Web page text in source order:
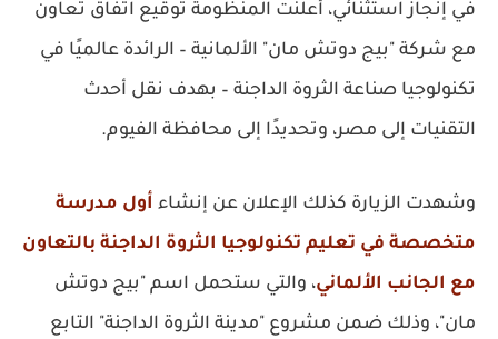
في إنجاز استثنائي، أعلنت المنظومة توقيع اتفاق تعاون
مع شركة "بيج دوتش مان" الألمانية – الرائدة عالميًا في
تكنولوجيا صناعة الثروة الداجنة – بهدف نقل أحدث
التقنيات إلى مصر، وتحديدًا إلى محافظة الفيوم.
وشهدت الزيارة كذلك الإعلان عن إنشاء أول مدرسة
متخصصة في تعليم تكنولوجيا الثروة الداجنة بالتعاون
مع الجانب الألماني، والتي ستحمل اسم "بيج دوتش
مان"، وذلك ضمن مشروع "مدينة الثروة الداجنة" التابع